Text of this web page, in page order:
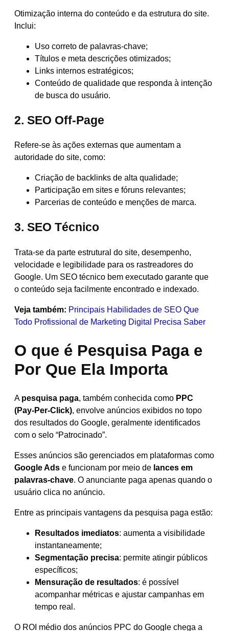
Otimização interna do conteúdo e da estrutura do site.
Inclui:
Uso correto de palavras-chave;
Títulos e meta descrições otimizados;
Links internos estratégicos;
Conteúdo de qualidade que responda à intenção
de busca do usuário.
2. SEO Off-Page
Refere-se às ações externas que aumentam a
autoridade do site, como:
Criação de backlinks de alta qualidade;
Participação em sites e fóruns relevantes;
Parcerias de conteúdo e menções de marca.
3. SEO Técnico
Trata-se da parte estrutural do site, desempenho,
velocidade e legibilidade para os rastreadores do
Google. Um SEO técnico bem executado garante que
o conteúdo seja facilmente encontrado e indexado.
Veja também: Principais Habilidades de SEO Que
Todo Profissional de Marketing Digital Precisa Saber
O que é Pesquisa Paga e
Por Que Ela Importa
A pesquisa paga, também conhecida como PPC
(Pay-Per-Click), envolve anúncios exibidos no topo
dos resultados do Google, geralmente identificados
com o selo “Patrocinado”.
Esses anúncios são gerenciados em plataformas como
Google Ads e funcionam por meio de lances em
palavras-chave. O anunciante paga apenas quando o
usuário clica no anúncio.
Entre as principais vantagens da pesquisa paga estão:
Resultados imediatos: aumenta a visibilidade
instantaneamente;
Segmentação precisa: permite atingir públicos
específicos;
Mensuração de resultados: é possível
acompanhar métricas e ajustar campanhas em
tempo real.
O ROI médio dos anúncios PPC do Google chega a